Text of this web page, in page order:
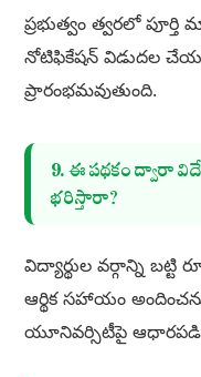
ప్రభుత్వం త్వరలో
నోటిఫికేషన్ విడుదల
ప్రారంభమవుతుంది.
9. ఈ పథకం ద్వారా
భరిస్తారా?
విద్యార్థుల వర్గాన్ని బట్టి
ఆర్థిక సహాయం
యూనివర్సిటీపై ఆధారపడి